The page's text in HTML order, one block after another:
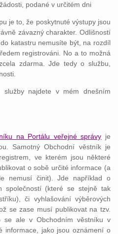
podané v určitém dni
je to, že poskytnuté výstupy jsou
závazný charakter. Odlišností
katastru nemusíte být, na rozdíl
registrováni. No a to možná
zdarma. Jde tedy o službu,
služby najdete v mém dnešním
na Portálu veřejné správy je
Samotný Obchodní věstník je
ve kterém jsou některé
o sobě určité informace (a
nemusí činit). Jde například o
společností (které se stejně tak
či vyhlašování výběrových
se zase musí publikovat na tzv.
se ale v Obchodním věstníku v
informace, jako jsou oznámení o